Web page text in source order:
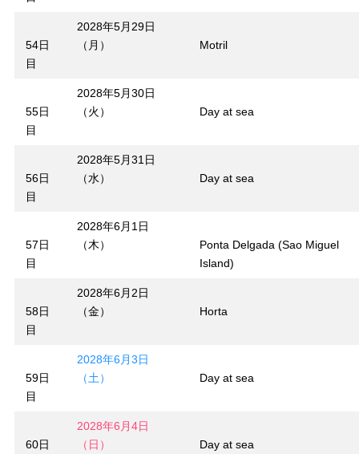
54日
目
2028年5月29日
（月）
Motril
55日
目
2028年5月30日
（火）
Day at sea
56日
目
2028年5月31日
（水）
Day at sea
57日
目
2028年6月1日
（木）
Ponta Delgada (Sao Miguel
Island)
58日
目
2028年6月2日
（金）
Horta
59日
目
2028年6月3日
（土）
Day at sea
60日
2028年6月4日
（日）
Day at sea